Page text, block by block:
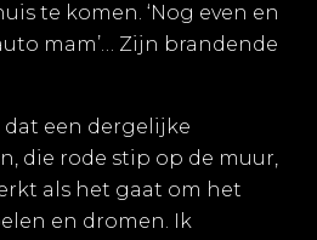
te komen. ‘Nog even en
mam’… Zijn brandende
een dergelijke
die rode stip op de muur,
als het gaat om het
en dromen. Ik